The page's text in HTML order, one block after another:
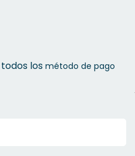
los método de pago